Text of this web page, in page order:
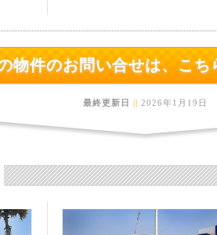
物件のお問い合せは、こ
最終更新日 || 2026年1月19日